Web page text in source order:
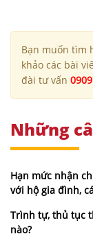
Bạn muốn tìm
khảo các bài
đài tư vấn
Những
Hạn mức nhận
với hộ gia đình,
Trình tự, thủ tục
nào?